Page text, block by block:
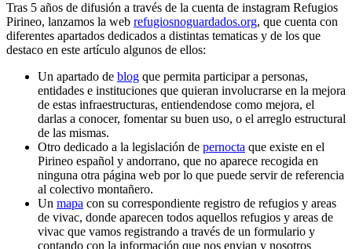
Tras 5 años de difusión a través de la cuenta de instagram Refugios
Pirineo, lanzamos la web refugiosnoguardados.org, que cuenta con
diferentes apartados dedicados a distintas tematicas y de los que
destaco en este artículo algunos de ellos:
Un apartado de blog que permita participar a personas,
entidades e instituciones que quieran involucrarse en la mejora
de estas infraestructuras, entiendendose como mejora, el
darlas a conocer, fomentar su buen uso, o el arreglo estructural
de las mismas.
Otro dedicado a la legislación de pernocta que existe en el
Pirineo español y andorrano, que no aparece recogida en
ninguna otra página web por lo que puede servir de referencia
al colectivo montañero.
Un mapa con su correspondiente registro de refugios y areas
de vivac, donde aparecen todos aquellos refugios y areas de
vivac que vamos registrando a través de un formulario y
contando con la información que nos envian y nosotros